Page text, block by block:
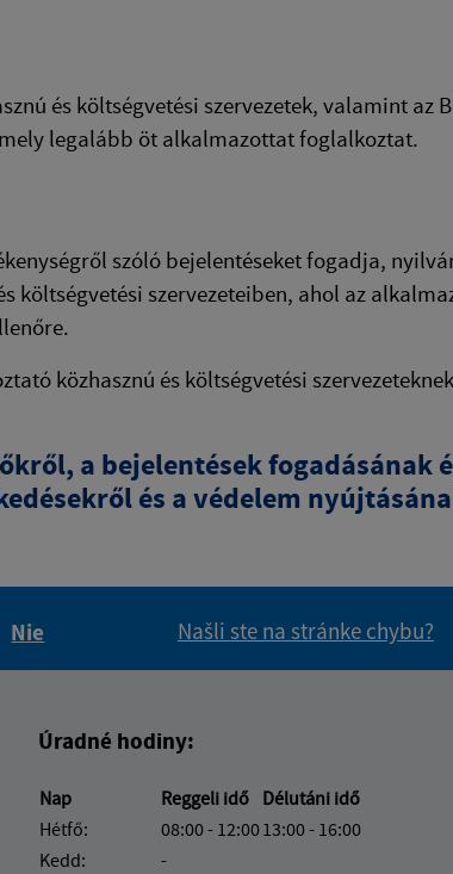
és költségvetési szervezetek, valamint az
legalább öt alkalmazottat foglalkoztat.
szóló bejelentéseket fogadja,
költségvetési szervezeteiben, ahol az
közhasznú és költségvetési
a bejelentések fogadásának
és a védelem
Nie
Našli ste na stránke chybu?
Úradné hodiny:
Nap Reggeli idő Délutáni idő
Hétfő:
08:00 - 12:0013:00 - 16:00
Kedd:
-